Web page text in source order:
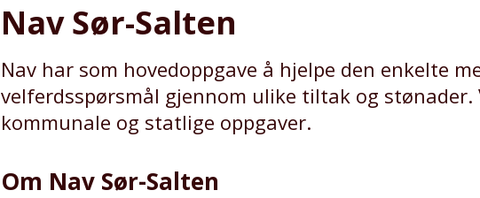
Nav Sør-Salten
Nav har som hovedoppgave å hjelpe den enkelte
velferdsspørsmål gjennom ulike tiltak og
kommunale og statlige oppgaver.
Om Nav Sør-Salten